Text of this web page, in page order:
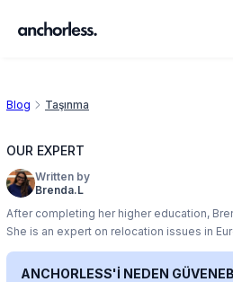
Blog Taşınma
OUR EXPERT
Written by
Brenda.L
After completing her higher education,
She is an expert on relocation issues in
ANCHORLESS'İ NEDEN